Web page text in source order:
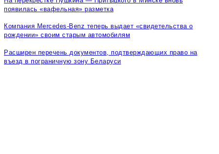
появилась «вафельная» разметка
Компания Mercedes-Benz теперь выдает «свидетельства о
рождении» своим старым автомобилям
Расширен перечень документов, подтверждающих право на
въезд в пограничную зону Беларуси